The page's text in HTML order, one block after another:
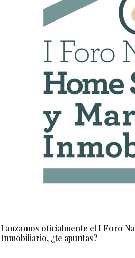
Lanzamos oficialmente el I Foro
Inmobiliario, ¿te apuntas?